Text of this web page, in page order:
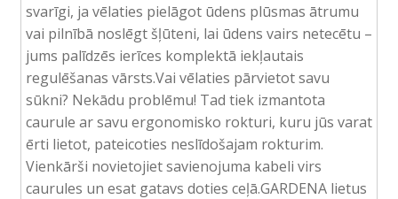
svarīgi, ja vēlaties pielāgot ūdens plūsmas ātrumu
vai pilnībā noslēgt šļūteni, lai ūdens vairs netecētu –
jums palīdzēs ierīces komplektā iekļautais
regulēšanas vārsts.Vai vēlaties pārvietot savu
sūkni? Nekādu problēmu! Tad tiek izmantota
caurule ar savu ergonomisko rokturi, kuru jūs varat
ērti lietot, pateicoties neslīdošajam rokturim.
Vienkārši novietojiet savienojuma kabeli virs
caurules un esat gatavs doties ceļā.GARDENA lietus